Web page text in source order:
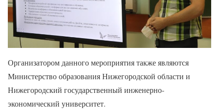
Организатором данного мероприятия также являются
Министерство образования Нижегородской области и
Нижегородский государственный инженерно-
экономический университет.